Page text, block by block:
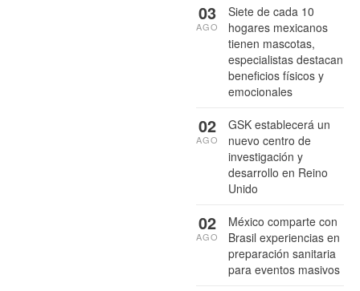
Siete de cada 10
hogares mexicanos
tienen mascotas,
especialistas destacan
beneficios físicos y
emocionales
03
AGO
GSK establecerá un
nuevo centro de
investigación y
desarrollo en Reino
Unido
02
AGO
México comparte con
Brasil experiencias en
preparación sanitaria
para eventos masivos
02
AGO